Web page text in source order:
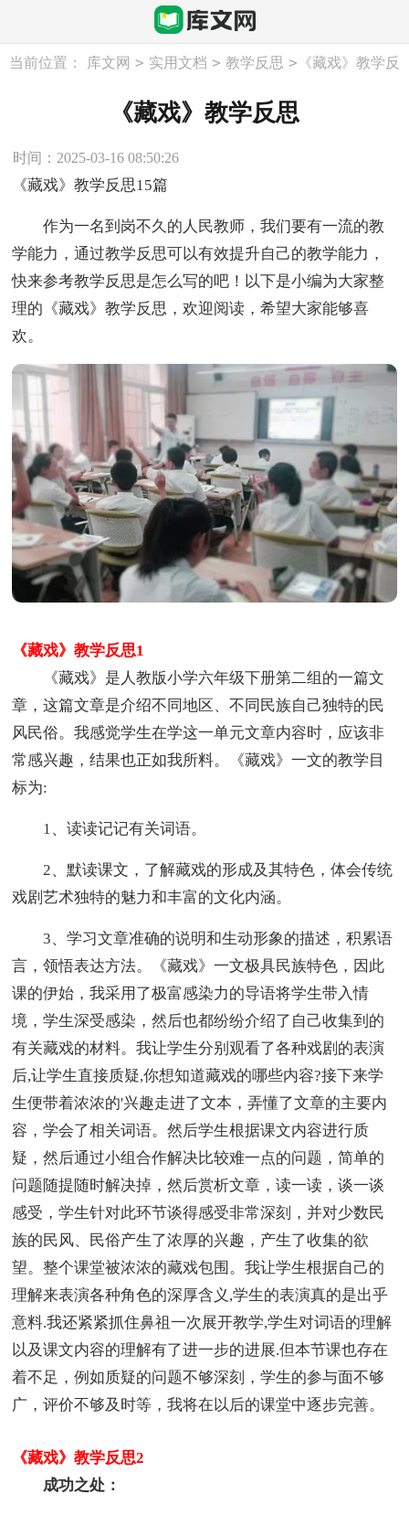
当前位置： 库文网 > 实用文档 > 教学反思 > 《藏戏》教学反
《藏戏》教学反思
时间：2025-03-16 08:50:26
《藏戏》教学反思15篇
作为一名到岗不久的人民教师，我们要有一流的教
学能力，通过教学反思可以有效提升自己的教学能力，
快来参考教学反思是怎么写的吧！以下是小编为大家整
理的《藏戏》教学反思，欢迎阅读，希望大家能够喜
欢。
《藏戏》教学反思1
《藏戏》是人教版小学六年级下册第二组的一篇文
章，这篇文章是介绍不同地区、不同民族自己独特的民
风民俗。我感觉学生在学这一单元文章内容时，应该非
常感兴趣，结果也正如我所料。《藏戏》一文的教学目
标为:
1、读读记记有关词语。
2、默读课文，了解藏戏的形成及其特色，体会传统
戏剧艺术独特的魅力和丰富的文化内涵。
3、学习文章准确的说明和生动形象的描述，积累语
言，领悟表达方法。《藏戏》一文极具民族特色，因此
课的伊始，我采用了极富感染力的导语将学生带入情
境，学生深受感染，然后也都纷纷介绍了自己收集到的
有关藏戏的材料。我让学生分别观看了各种戏剧的表演
后,让学生直接质疑,你想知道藏戏的哪些内容?接下来学
生便带着浓浓的'兴趣走进了文本，弄懂了文章的主要内
容，学会了相关词语。然后学生根据课文内容进行质
疑，然后通过小组合作解决比较难一点的问题，简单的
问题随提随时解决掉，然后赏析文章，读一读，谈一谈
感受，学生针对此环节谈得感受非常深刻，并对少数民
族的民风、民俗产生了浓厚的兴趣，产生了收集的欲
望。整个课堂被浓浓的藏戏包围。我让学生根据自己的
理解来表演各种角色的深厚含义,学生的表演真的是出乎
意料.我还紧紧抓住鼻祖一次展开教学,学生对词语的理解
以及课文内容的理解有了进一步的进展.但本节课也存在
着不足，例如质疑的问题不够深刻，学生的参与面不够
广，评价不够及时等，我将在以后的课堂中逐步完善。
《藏戏》教学反思2
成功之处：